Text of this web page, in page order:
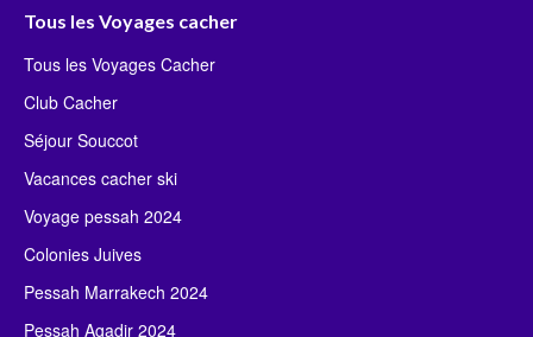
Tous les Voyages cacher
Tous les Voyages Cacher
Club Cacher
Séjour Souccot
Vacances cacher ski
Voyage pessah 2024
Colonies Juives
Pessah Marrakech 2024
Pessah Agadir 2024